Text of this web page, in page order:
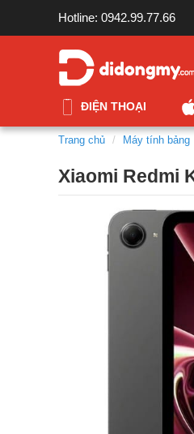
Hotline: 0942.99.77.66
ĐIỆN THOẠI
Trang chủ Máy tính bảng
Xiaomi Redmi